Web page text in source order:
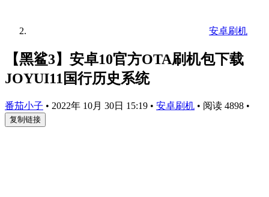
安卓刷机
【黑鲨3】安卓10官方OTA刷机包下载
JOYUI11国行历史系统
番茄小子 • 2022年 10月 30日 15:19 • 安卓刷机 • 阅读 4898 •
复制链接